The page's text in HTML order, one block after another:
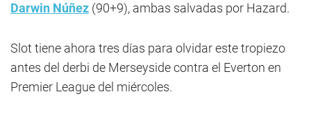
Darwin Núñez (90+9), ambas salvadas por Hazard.
Slot tiene ahora tres días para olvidar este tropiezo
antes del derbi de Merseyside contra el Everton en
Premier League del miércoles.